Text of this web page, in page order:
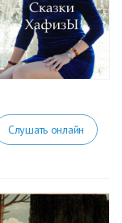
Слушать онлайн